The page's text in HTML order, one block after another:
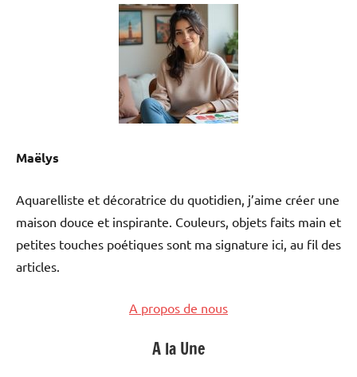
Maëlys
Aquarelliste et décoratrice du quotidien, j’aime créer une
maison douce et inspirante. Couleurs, objets faits main et
petites touches poétiques sont ma signature ici, au fil des
articles.
A propos de nous
A la Une